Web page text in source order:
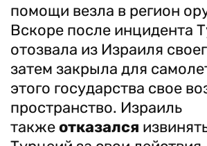
помощи везла в регион
Вскоре после инцидента
отозвала из Израиля
затем закрыла для
этого государства свое
пространство. Израиль
такжеотказался